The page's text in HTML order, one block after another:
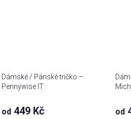
Dámské / Pánské tričko –
Pennywise IT
od 449 Kč od